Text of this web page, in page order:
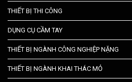
THIẾT BỊ THI CÔNG
DỤNG CỤ CẦM TAY
THIẾT BỊ NGÀNH CÔNG NGHIỆP NẶNG
THIẾT BỊ NGÀNH KHAI THÁC MỎ